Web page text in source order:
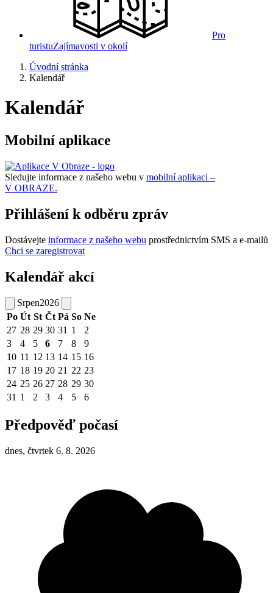
Pro
turistuZajímavosti v okolí
Úvodní stránka
Kalendář
Kalendář
Mobilní aplikace
Sledujte informace z našeho webu v mobilní aplikaci –
V OBRAZE.
Přihlášení k odběru zpráv
Dostávejte informace z našeho webu prostřednictvím SMS a e-mailů
Chci se zaregistrovat
Kalendář akcí
Srpen2026
Po Út St Čt Pá So Ne
27 28 29 30 31 1
2
3
4 5 6 7 8
9
10 11 12 13 14 15 16
17 18 19 20 21 22 23
24 25 26 27 28 29 30
31 1 2 3 4 5 6
Předpověď počasí
dnes, čtvrtek 6. 8. 2026